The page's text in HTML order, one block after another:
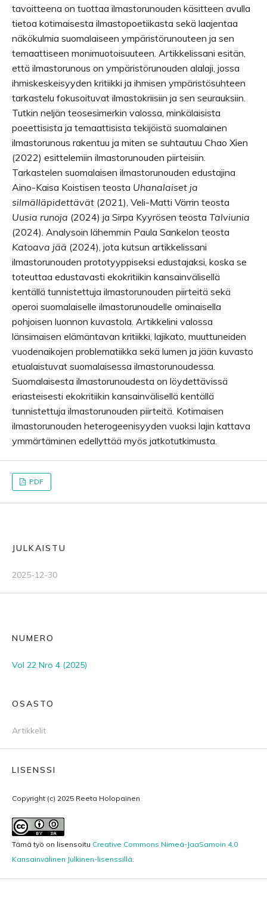
tavoitteena on tuottaa ilmastorunouden käsitteen avulla
tietoa kotimaisesta ilmastopoetiikasta sekä laajentaa
näkökulmia suomalaiseen ympäristörunouteen ja sen
temaattiseen monimuotoisuuteen. Artikkelissani esitän,
että ilmastorunous on ympäristörunouden alalaji, jossa
ihmiskeskeisyyden kritiikki ja ihmisen ympäristösuhteen
tarkastelu fokusoituvat ilmastokriisiin ja sen seurauksiin.
Tutkin neljän teosesimerkin valossa, minkälaisista
poeettisista ja temaattisista tekijöistä suomalainen
ilmastorunous rakentuu ja miten se suhtautuu Chao Xien
(2022) esittelemiin ilmastorunouden piirteisiin.
Tarkastelen suomalaisen ilmastorunouden edustajina
Aino-Kaisa Koistisen teosta Uhanalaiset ja
silmälläpidettävät (2021), Veli-Matti Värrin teosta
Uusia runoja (2024) ja Sirpa Kyyrösen teosta Talviunia
(2024). Analysoin lähemmin Paula Sankelon teosta
Katoava jää (2024), jota kutsun artikkelissani
ilmastorunouden prototyyppiseksi edustajaksi, koska se
toteuttaa edustavasti ekokritiikin kansainvälisellä
kentällä tunnistettuja ilmastorunouden piirteitä sekä
operoi suomalaiselle ilmastorunoudelle ominaisella
pohjoisen luonnon kuvastola. Artikkelini valossa
länsimaisen elämäntavan kritiikki, lajikato, muuttuneiden
vuodenaikojen problematiikka sekä lumen ja jään kuvasto
etualaistuvat suomalaisessa ilmastorunoudessa.
Suomalaisesta ilmastorunoudesta on löydettävissä
eriasteisesti ekokritiikin kansainvälisellä kentällä
tunnistettuja ilmastorunouden piirteitä. Kotimaisen
ilmastorunouden heterogeenisyyden vuoksi lajin kattava
ymmärtäminen edellyttää myös jatkotutkimusta.
PDF
JULKAISTU
2025-12-30
NUMERO
Vol 22 Nro 4 (2025)
OSASTO
Artikkelit
LISENSSI
Copyright (c) 2025 Reeta Holopainen
Tämä työ on lisensoitu Creative Commons Nimeä-JaaSamoin 4.0
Kansainvälinen Julkinen-lisenssillä